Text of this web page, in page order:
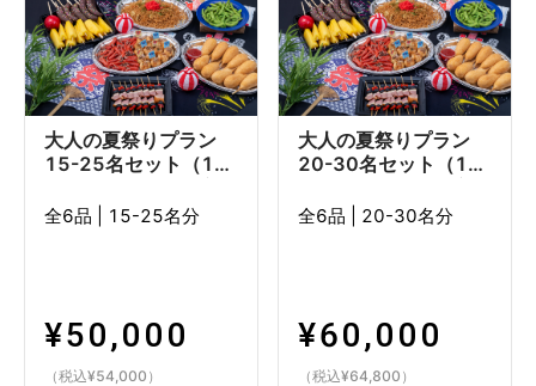
大人の夏祭りプラン
15-25名セット（1名
全6品 15-25名分
¥50,000
（税込¥54,000 ）
大人の夏祭りプラン
20-30名セット（1名
全6品 20-30名分
¥60,000
（税込¥64,800 ）